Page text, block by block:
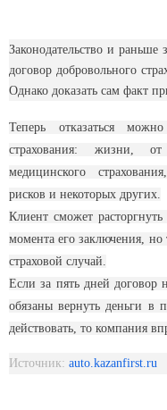
Законодательство и раньше
договор добровольного
Однако доказать сам факт
Теперь отказаться
страхования: жизни,
медицинского
рисков и некоторых других.
Клиент сможет
момента его заключения, но
страховой случай.
Если за пять дней договор
обязаны вернуть деньги в
действовать, то компания
Источник: auto.kazanfirst.ru